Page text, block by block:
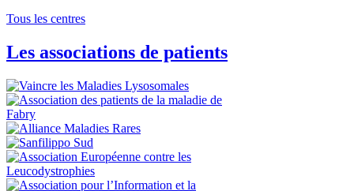
Tous les centres
Les associations de patients